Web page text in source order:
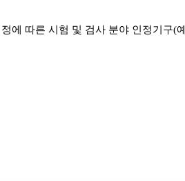
에 따른 시험 및 검사 분야 인정기구(